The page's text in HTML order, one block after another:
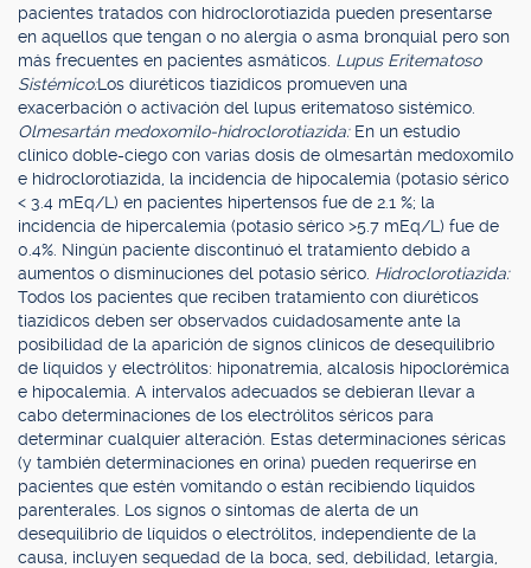
pacientes tratados con hidroclorotiazida pueden presentarse
en aquellos que tengan o no alergia o asma bronquial pero son
más frecuentes en pacientes asmáticos. Lupus Eritematoso
Sistémico:Los diuréticos tiazídicos promueven una
exacerbación o activación del lupus eritematoso sistémico.
Olmesartán medoxomilo-hidroclorotiazida: En un estudio
clínico doble-ciego con varias dosis de olmesartán medoxomilo
e hidroclorotiazida, la incidencia de hipocalemia (potasio sérico
< 3.4 mEq/L) en pacientes hipertensos fue de 2.1 %; la
incidencia de hipercalemia (potasio sérico >5.7 mEq/L) fue de
0.4%. Ningún paciente discontinuó el tratamiento debido a
aumentos o disminuciones del potasio sérico. Hidroclorotiazida:
Todos los pacientes que reciben tratamiento con diuréticos
tiazídicos deben ser observados cuidadosamente ante la
posibilidad de la aparición de signos clínicos de desequilibrio
de líquidos y electrólitos: hiponatremia, alcalosis hipoclorémica
e hipocalemia. A intervalos adecuados se debieran llevar a
cabo determinaciones de los electrólitos séricos para
determinar cualquier alteración. Estas determinaciones séricas
(y también determinaciones en orina) pueden requerirse en
pacientes que estén vomitando o están recibiendo líquidos
parenterales. Los signos o síntomas de alerta de un
desequilibrio de líquidos o electrólitos, independiente de la
causa, incluyen sequedad de la boca, sed, debilidad, letargia,